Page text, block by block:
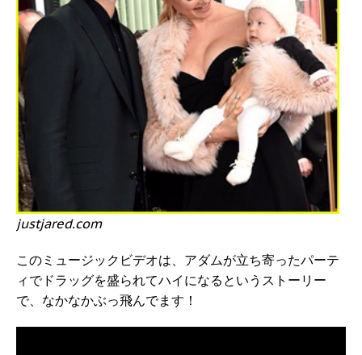
justjared.com
このミュージックビデオは、アダムが立ち寄ったパーテ
ィでドラッグを盛られてハイになるというストーリー
で、なかなかぶっ飛んでます！